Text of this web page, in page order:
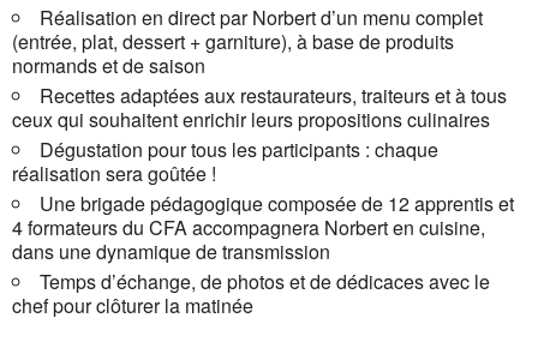
Réalisation en direct par Norbert d’un menu complet
(entrée, plat, dessert + garniture), à base de produits
normands et de saison
Recettes adaptées aux restaurateurs, traiteurs et à tous
ceux qui souhaitent enrichir leurs propositions culinaires
Dégustation pour tous les participants : chaque
réalisation sera goûtée !
Une brigade pédagogique composée de 12 apprentis et
4 formateurs du CFA accompagnera Norbert en cuisine,
dans une dynamique de transmission
Temps d’échange, de photos et de dédicaces avec le
chef pour clôturer la matinée